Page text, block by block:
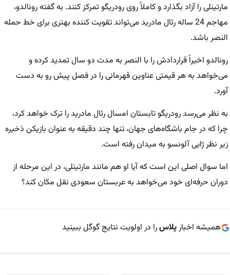
مارتینلی را آزاد بگذارد و کاملاً روی رودریگو تمرکز کنند. به گفته رونالدو،
مهاجم 24 ساله رئال مادرید می‌تواند تقویت کننده بهتری برای خط حمله
النصر باشد.
رونالدو اخیراً قراردادش را با النصر به مدت دو سال تمدید کرده و
می‌خواهد به هر قیمتی عناوین قهرمانی را در فصل پیش رو به دست
آورد.
به نظر می‌رسد رودریگو تابستان امسال رئال مادرید را ترک خواهد کرد،
چرا که در جام باشگاه‌های جهان، تنها چند دقیقه به عنوان بازیکن ذخیره
زیر نظر ژابی آلونسو به میدان رفته است.
اما سوال اصلی این است که آیا او هم مانند مارتینلی، در این مرحله از
دوران حرفه‌ای خود می‌خواهد به عربستان سعودی نقل مکان کند؟
همیشه اخبارپلاسرا در اولویت نتایج گوگل ببینید